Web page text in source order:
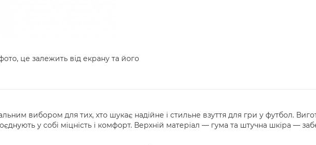
це залежить від екрану та його
вибором для тих, хто шукає надійне і стильне взуття для гри у футбол.
у собі міцність і комфорт. Верхній матеріал — гума та штучна шкіра —